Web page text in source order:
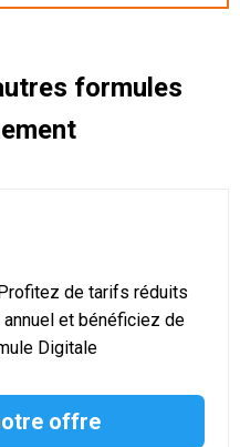
résérvées aux
formules
de tarifs réduits
et bénéficiez de
Digitale
offre